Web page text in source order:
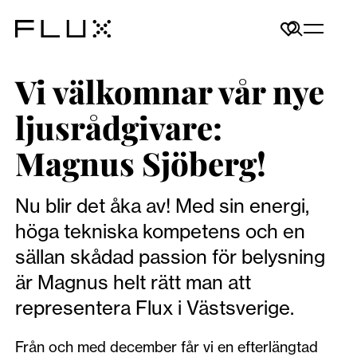
Vi välkomnar vår nye
ljusrådgivare:
Magnus Sjöberg!
Nu blir det åka av! Med sin energi,
höga tekniska kompetens och en
sällan skådad passion för belysning
är Magnus helt rätt man att
representera Flux i Västsverige.
Från och med december får vi en efterlängtad